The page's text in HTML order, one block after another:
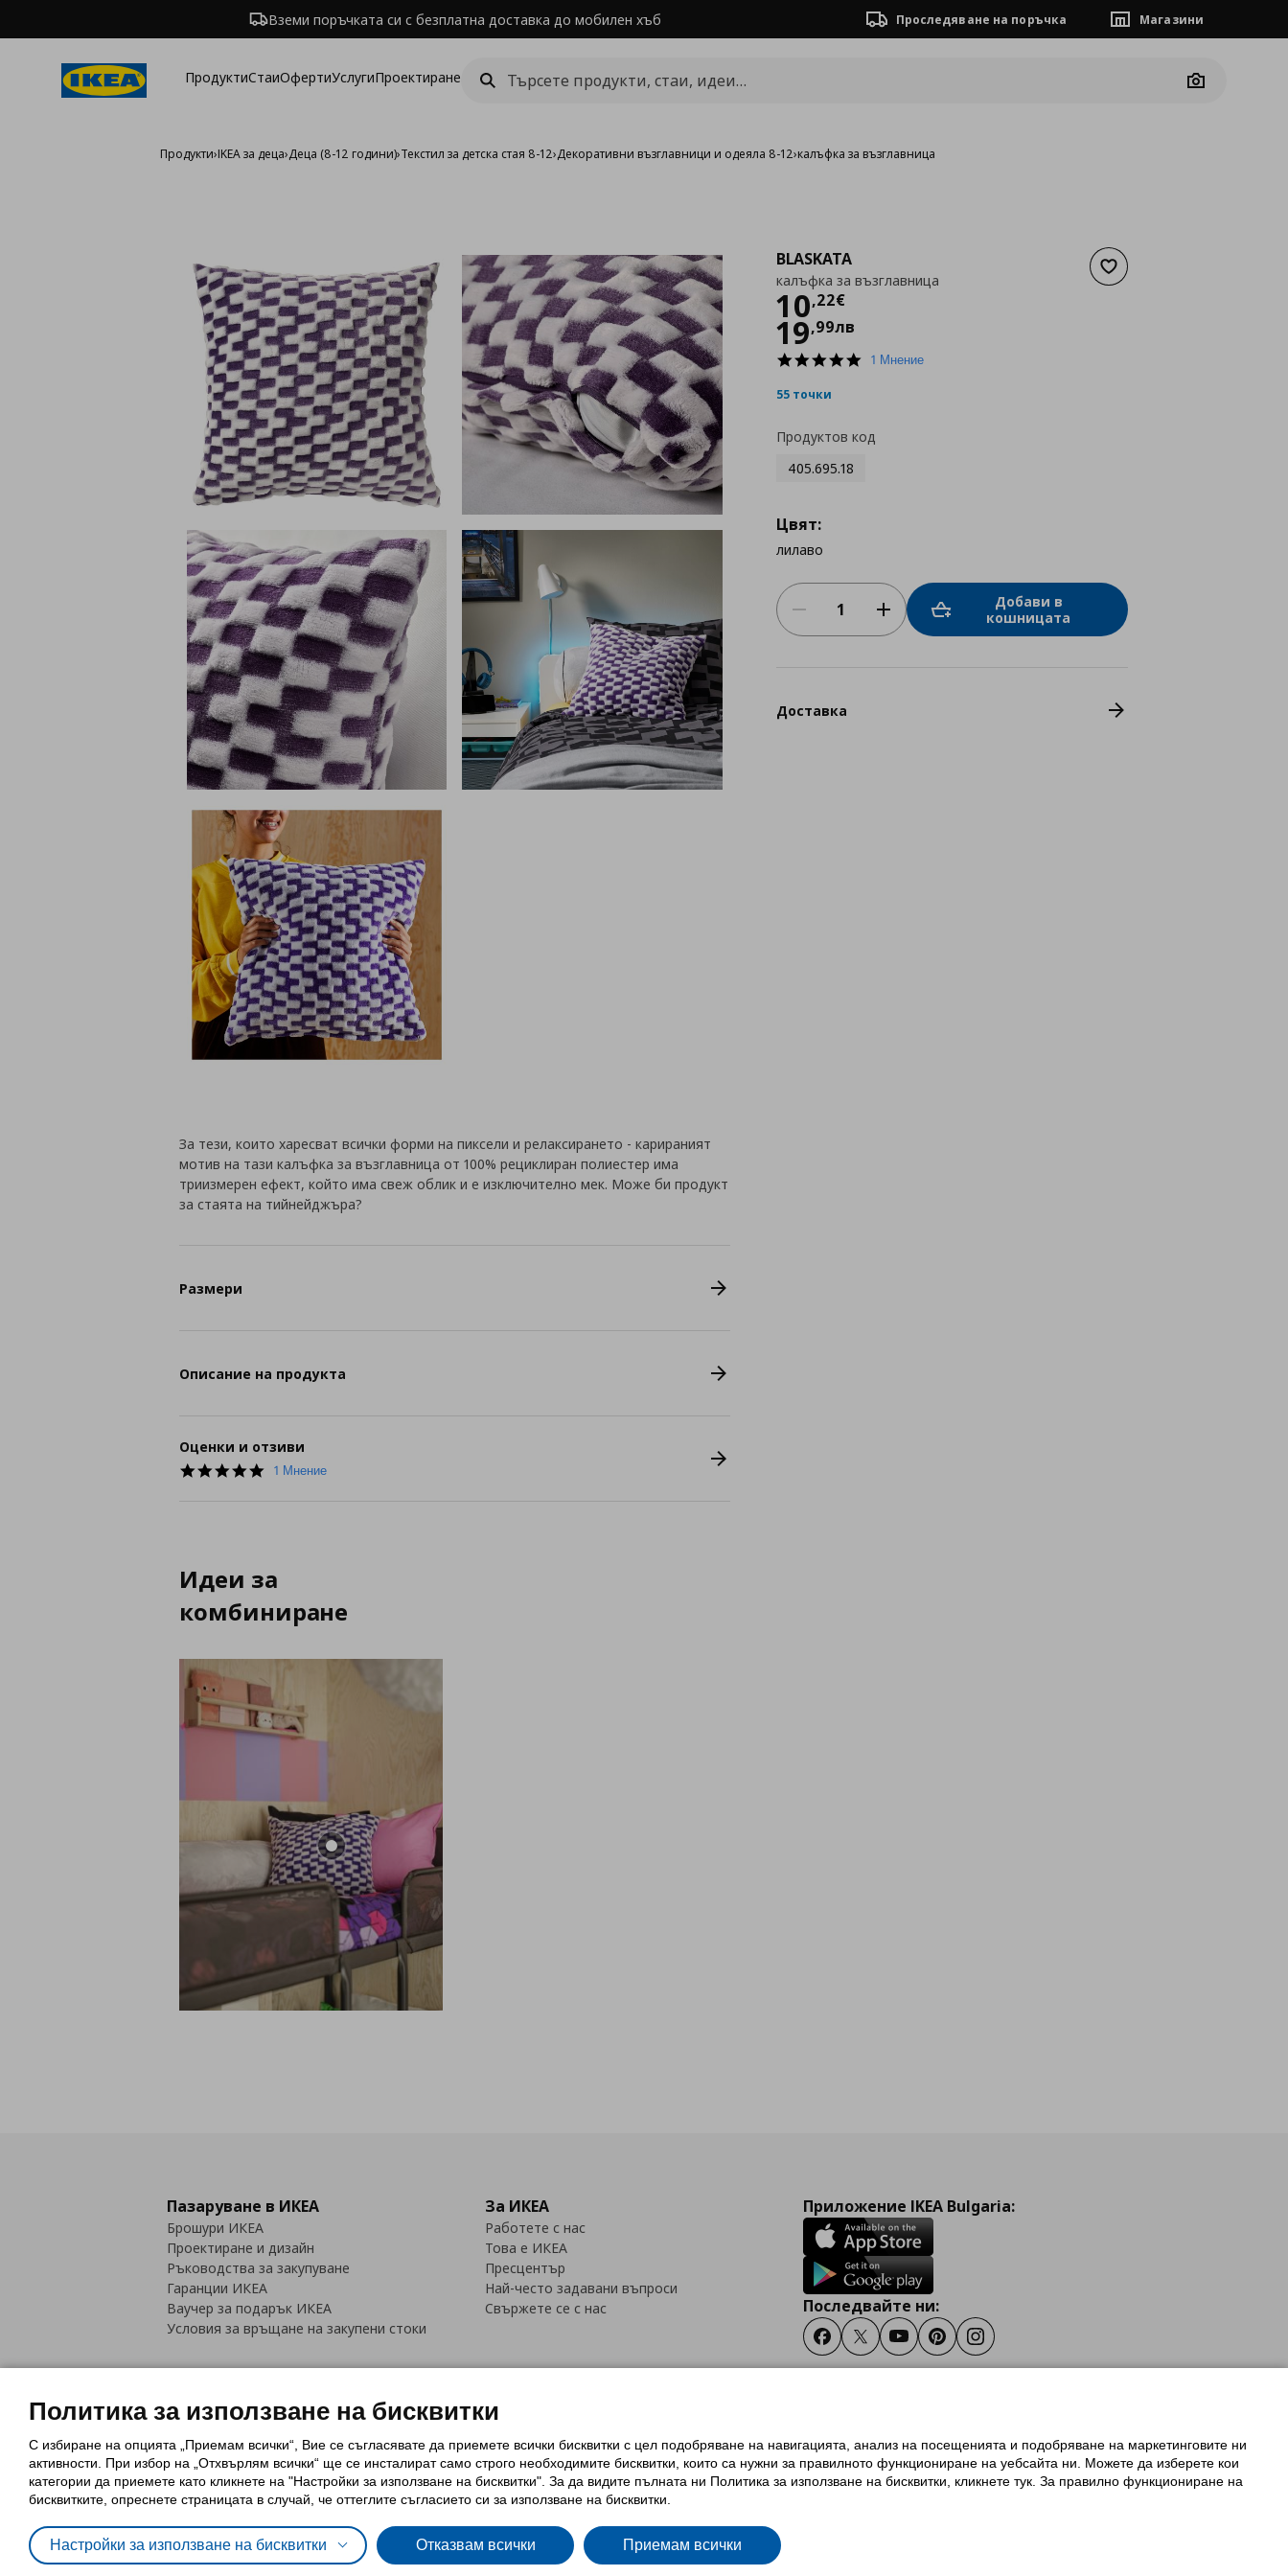
Вземи поръчката си с безплатна доставка до мобилен хъб Проследяване на поръчка Магазини
ПродуктиСтаиОфертиУслугиПроектиране
Camera
Продукти›IKEA за деца›Деца (8-12 години)›Текстил за детска стая 8-12›Декоративни възглавници и одеяла 8-12›калъфка за възглавница
Добави към списъка с
BLASKATA
калъфка за възглавница
10,22€
Цена
19,99лв
5.01 Мнение
55 точки
Продуктов код
405.695.18
Цвят:
лилавo
Добави в
кошницата
Доставка
За тези, които харесват всички форми на пиксели и релаксирането - карираният
мотив на тази калъфка за възглавница от 100% рециклиран полиестер има
триизмерен ефект, който има свеж облик и е изключително мек. Може би продукт
за стаята на тийнейджъра?
Размери
Описание на продукта
Оценки и отзиви
5.0
1 Мнение
Идеи за
комбиниране
Пазаруване в ИКЕА
Брошури ИКЕА
Проектиране и дизайн
Ръководства за закупуване
Гаранции ИКЕА
Ваучер за подарък ИКЕА
Условия за връщане на закупени стоки
За ИКЕА
Работете с нас
Това е ИКЕА
Пресцентър
Най-често задавани въпроси
Свържете се с нас
Приложение IKEA Bulgaria:
Последвайте ни:
FacebookTwitterYoutubePinterestInstagram
Политика за използване на бисквитки (Cookies)Избор на настройки за използване на бисквиткиУсловия за ползване на ikea.bg
Обща политика за личните данни
Политика за защита на личните данни на ikea.bg
Общи условия на програма IKEA Family
Политика за защита на лични данни на програма IKEA Family
Политика за използване на бисквитки
С избиране на опцията „Приемам всички“, Вие се съгласявате да приемете всички бисквитки с цел подобряване на навигацията, анализ на посещенията и подобряване на маркетинговите ни
активности. При избор на „Отхвърлям всички“ ще се инсталират само строго необходимитe бисквитки, които са нужни за правилното функциониране на уебсайта ни. Можете да изберете кои
категории да приемете като кликнете на "Настройки за използване на бисквитки". За да видите пълната ни Политика за използване на бисквитки, кликнете тук. За правилно функциониране на
бисквитките, опреснете страницата в случай, че оттеглите съгласието си за използване на бисквитки.
Настройки за използване на бисквитки Отказвам всички Приемам всички